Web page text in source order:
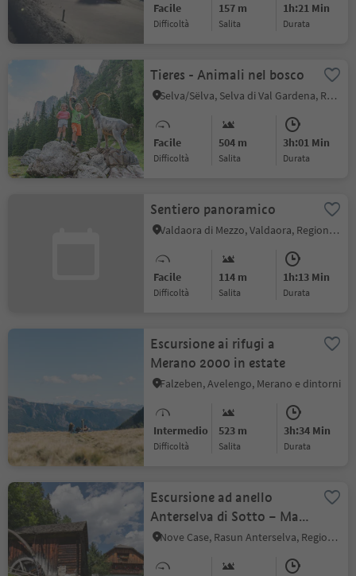
Facile
Difficoltà
157 m
Salita
1h:21 Min
durata
Tieres - Animali nel bosco
Selva/Sëlva, Selva di Val Gardena, Regione dolomitica Val Gardena
Facile
Difficoltà
504 m
Salita
3h:01 Min
durata
Sentiero panoramico
Valdaora di Mezzo, Valdaora, Regione dolomitica Plan de Corones
Facile
Difficoltà
114 m
Salita
1h:13 Min
durata
Escursione ai rifugi a
Merano 2000 in estate
Falzeben, Avelengo, Merano e dintorni
Intermedio
Difficoltà
523 m
Salita
3h:34 Min
durata
Escursione ad anello
Anterselva di Sotto – Masi
Maierhöfe – Anterselva di
Nove Case, Rasun Anterselva, Regione dolomitica Plan de Corones